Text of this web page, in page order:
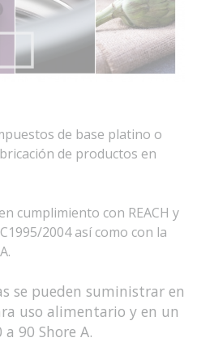
de base platino o
de productos en
cumplimiento con REACH y
2004 así como con la
se pueden suministrar en
uso alimentario y en un
90 Shore A.